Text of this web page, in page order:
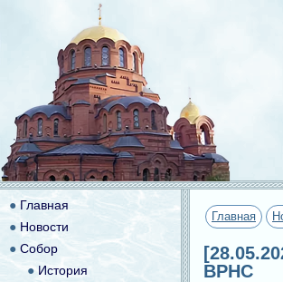
Главная
ВРНС
● Главная
● Новости
● Собор
● История